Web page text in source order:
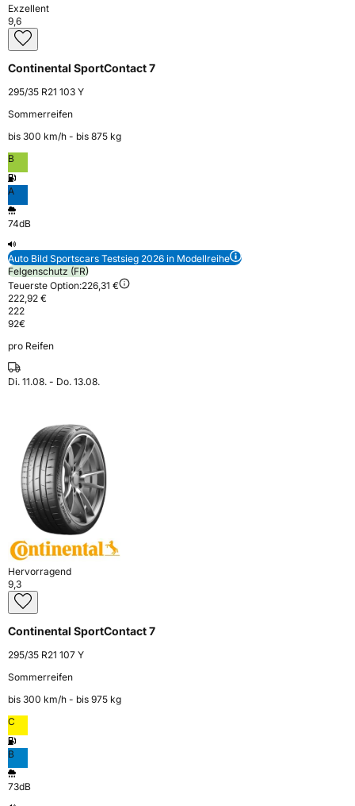
Exzellent
9,6
Continental SportContact 7
295/35 R21 103 Y
Sommerreifen
bis 300 km⁠/⁠h - bis 875 kg
B
A
74dB
Auto Bild Sportscars Testsieg 2026 in Modellreihe
Felgenschutz (FR)
Teuerste Option:226,31 €
222,92 €
222
92€
pro Reifen
Di. 11.08. - Do. 13.08.
Hervorragend
9,3
Continental SportContact 7
295/35 R21 107 Y
Sommerreifen
bis 300 km⁠/⁠h - bis 975 kg
C
B
73dB